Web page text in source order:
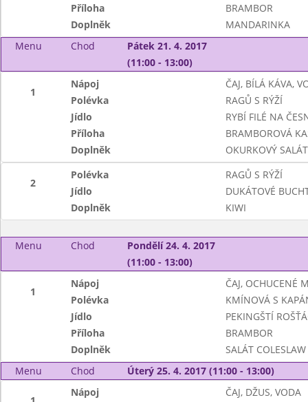
Příloha
BRAMBOR
Doplněk
MANDARINKA
Menu
Chod
Pátek 21. 4. 2017
(11:00 - 13:00)
1
Nápoj
ČAJ, BÍLÁ KÁVA,
Polévka
RAGŮ S RÝŽÍ
Jídlo
RYBÍ FILÉ NA
Příloha
BRAMBOROVÁ
Doplněk
OKURKOVÝ SALÁT
2
Polévka
RAGŮ S RÝŽÍ
Jídlo
DUKÁTOVÉ
Doplněk
KIWI
Menu Chod
Pondělí 24. 4. 2017
(11:00 - 13:00)
1
Nápoj
ČAJ, OCHUCENÉ
Polévka
KMÍNOVÁ S
Jídlo
PEKINGŠTÍ
Příloha
BRAMBOR
Doplněk
SALÁT COLESLAW
Menu
Chod Úterý 25. 4. 2017 (11:00 - 13:00)
Nápoj
ČAJ, DŽUS, VODA